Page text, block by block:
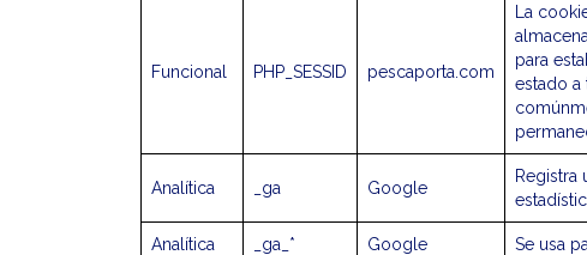
Funcional PHP_SESSID pescaporta.com
La
para
estado a
Analítica _ga Google
Registra
Analítica _ga_* Google Se usa